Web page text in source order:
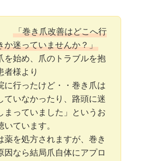
「巻き爪改善はどこへ行
か迷っていませんか？」
を始め、爪のトラブルを抱
者様より
に行ったけど・・巻き爪は
ていなかったり、路頭に迷
まっていました」というお
いています。
薬を処方されますが、巻き
因なら結局爪自体にアプロ